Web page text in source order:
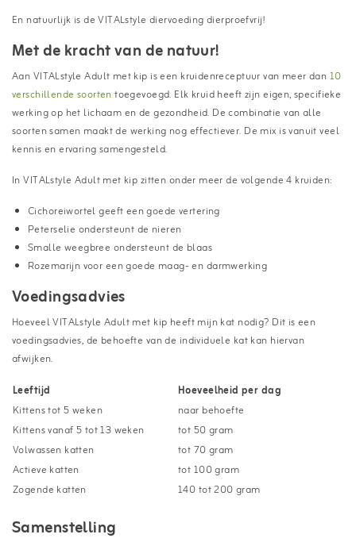
En natuurlijk is de VITALstyle diervoeding dierproefvrij!
Met de kracht van de natuur!
Aan VITALstyle Adult met kip is een kruidenreceptuur van meer dan10
verschillende soortentoegevoegd. Elk kruid heeft zijn eigen, specifieke
werking op het lichaam en de gezondheid. De combinatie van alle
soorten samen maakt de werking nog effectiever. De mix is vanuit veel
kennis en ervaring samengesteld.
In VITALstyle Adult met kip zitten onder meer de volgende 4 kruiden:
Cichoreiwortel geeft een goede vertering
Peterselie ondersteunt de nieren
Smalle weegbree ondersteunt de blaas
Rozemarijn voor een goede maag- en darmwerking
Voedingsadvies
Hoeveel VITALstyle Adult met kip heeft mijn kat nodig? Dit is een
voedingsadvies, de behoefte van de individuele kat kan hiervan
afwijken.
Leeftijd
Hoeveelheid per dag
Kittens tot 5 weken
naar behoefte
Kittens vanaf 5 tot 13 weken
tot 50 gram
Volwassen katten
tot 70 gram
Actieve katten
tot 100 gram
Zogende katten
140 tot 200 gram
Samenstelling